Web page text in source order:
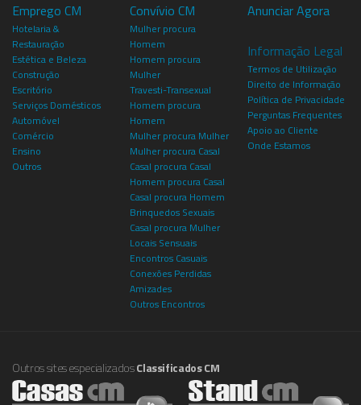
Emprego CM
Hotelaria &
Restauração
Estética e Beleza
Construção
Escritório
Serviços Domésticos
Automóvel
Comércio
Ensino
Outros
Convívio CM
Mulher procura
Homem
Homem procura
Mulher
Travesti-Transexual
Homem procura
Homem
Mulher procura Mulher
Mulher procura Casal
Casal procura Casal
Homem procura Casal
Casal procura Homem
Brinquedos Sexuais
Casal procura Mulher
Locais Sensuais
Encontros Casuais
Conexões Perdidas
Amizades
Outros Encontros
Anunciar Agora
Informação Legal
Termos de Utilização
Direito de Informação
Política de Privacidade
Perguntas Frequentes
Apoio ao Cliente
Onde Estamos
Outros sites especializadosClassificados CM